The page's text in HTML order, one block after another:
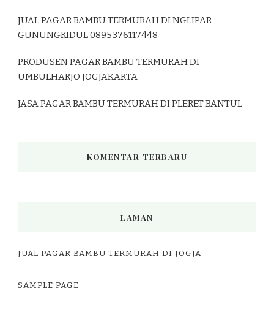
JUAL PAGAR BAMBU TERMURAH DI NGLIPAR
GUNUNGKIDUL 0895376117448
PRODUSEN PAGAR BAMBU TERMURAH DI
UMBULHARJO JOGJAKARTA
JASA PAGAR BAMBU TERMURAH DI PLERET BANTUL
KOMENTAR TERBARU
LAMAN
JUAL PAGAR BAMBU TERMURAH DI JOGJA
SAMPLE PAGE